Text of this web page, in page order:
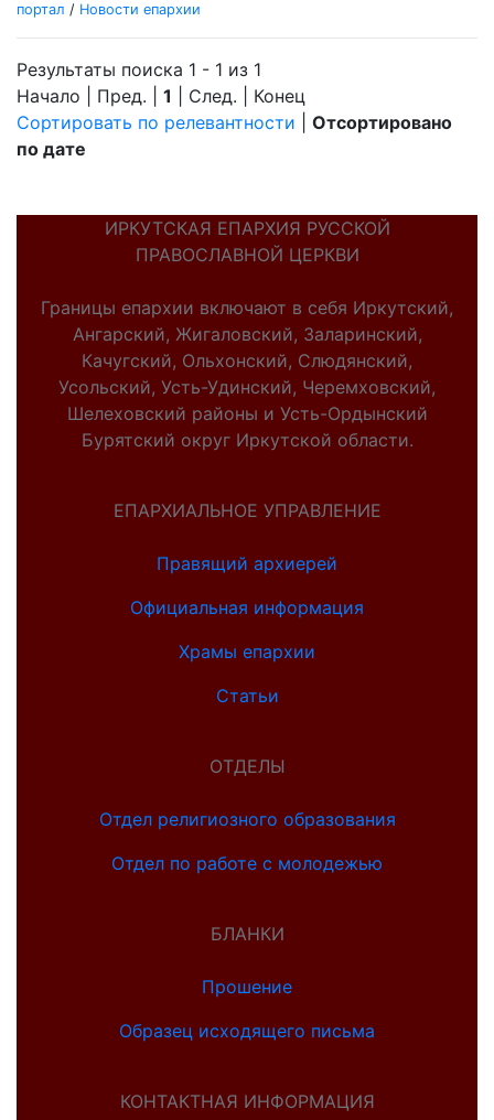
портал / Новости епархии
Результаты поиска 1 - 1 из 1
Начало | Пред. | 1 | След. | Конец
Сортировать по релевантности
Отсортировано
по дате
ИРКУТСКАЯ ЕПАРХИЯ РУССКОЙ
ПРАВОСЛАВНОЙ ЦЕРКВИ
Границы епархии включают в себя Иркутский,
Ангарский, Жигаловский, Заларинский,
Качугский, Ольхонский, Слюдянский,
Усольский, Усть-Удинский, Черемховский,
Шелеховский районы и Усть-Ордынский
Бурятский округ Иркутской области.
ЕПАРХИАЛЬНОЕ УПРАВЛЕНИЕ
Правящий архиерей
Официальная информация
Храмы епархии
Статьи
ОТДЕЛЫ
Отдел религиозного образования
Отдел по работе с молодежью
БЛАНКИ
Прошение
Образец исходящего письма
КОНТАКТНАЯ ИНФОРМАЦИЯ